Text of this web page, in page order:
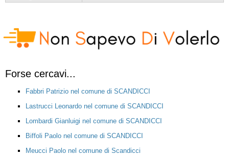
Forse cercavi...
Fabbri Patrizio nel comune di SCANDICCI
Lastrucci Leonardo nel comune di SCANDICCI
Lombardi Gianluigi nel comune di SCANDICCI
Biffoli Paolo nel comune di SCANDICCI
Meucci Paolo nel comune di Scandicci